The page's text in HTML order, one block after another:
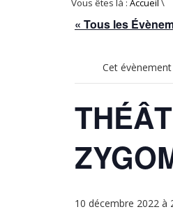
Vous êtes là : Accueil \
« Tous les
Cet
10 décembre 2022 à